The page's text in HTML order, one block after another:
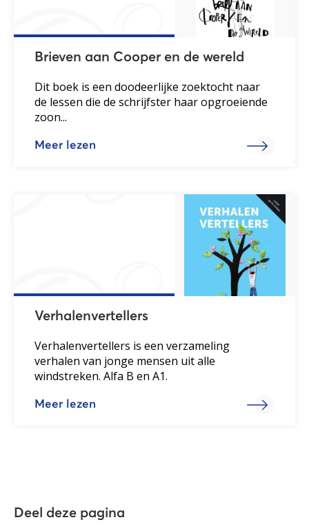
Brieven aan Cooper en de wereld
Dit boek is een doodeerlijke zoektocht naar
de lessen die de schrijfster haar opgroeiende
zoon...
Meer lezen
Verhalenvertellers
Verhalenvertellers is een verzameling
verhalen van jonge mensen uit alle
windstreken. Alfa B en A1.
Meer lezen
Deel deze pagina